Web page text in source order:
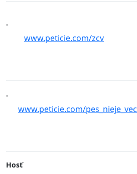
.
www.peticie.com/zcv
.
www.peticie.com/pes_nieje_vec
Hosť